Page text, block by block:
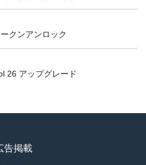
クンアンロック
26 アップグレード
告掲載